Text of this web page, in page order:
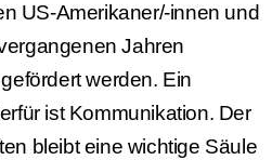
US-Amerikaner/-innen und
Jahren
werden. Ein
ist Kommunikation. Der
bleibt eine wichtige Säule